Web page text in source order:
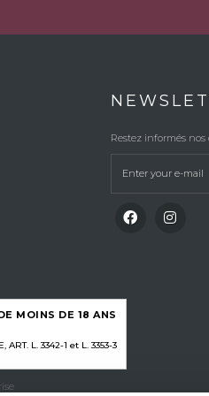
Restez informés
MOINS DE 18 ANS
ART. L. 3342-1 et L. 3353-3